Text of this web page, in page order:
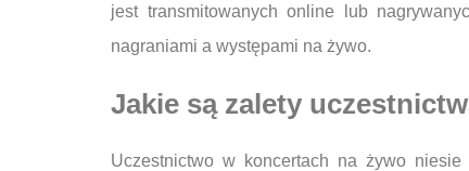
jest transmitowanych online lub
nagraniami a występami na żywo.
Jakie są zalety
Uczestnictwo w koncertach na żywo